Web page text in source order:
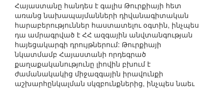
Հայաստանը հանդես է գալիս Թուրքիայի հետ
առանց նախապայմանների դիվանագիտական
հարաբերություններ հաստատելու օգտին, ինչպես
դա ամրագրված է ՀՀ ազգային անվտանգության
հայեցակարգի դրույթներում: Թուրքիայի
նկատմամբ Հայաստանի որդեգրած
քաղաքականությունը լիովին բխում է
ժամանակակից միջազգային իրավունքի
աշխարհընկալման սկզբունքներից, ինչպես նաեւ